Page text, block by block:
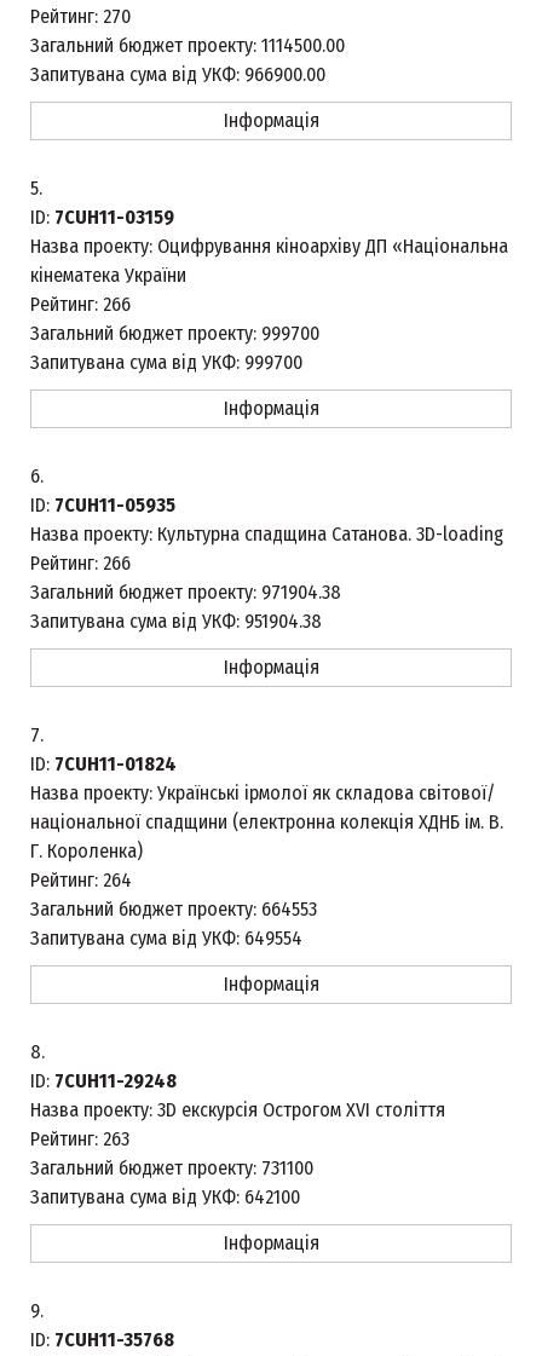
Рейтинг: 270
Загальний бюджет проекту: 1114500.00
Запитувана сума від УКФ: 966900.00
Інформація
5.
ID: 7CUH11-03159
Назва проекту: Оцифрування кіноархіву ДП «Національна
кінематека України
Рейтинг: 266
Загальний бюджет проекту: 999700
Запитувана сума від УКФ: 999700
Інформація
6.
ID: 7CUH11-05935
Назва проекту: Культурна спадщина Сатанова. 3D-loading
Рейтинг: 266
Загальний бюджет проекту: 971904.38
Запитувана сума від УКФ: 951904.38
Інформація
7.
ID: 7CUH11-01824
Назва проекту: Українські ірмолої як складова світової/
національної спадщини (електронна колекція ХДНБ ім. В.
Г. Короленка)
Рейтинг: 264
Загальний бюджет проекту: 664553
Запитувана сума від УКФ: 649554
Інформація
8.
ID: 7CUH11-29248
Назва проекту: 3D екскурсія Острогом XVI століття
Рейтинг: 263
Загальний бюджет проекту: 731100
Запитувана сума від УКФ: 642100
Інформація
9.
ID: 7CUH11-35768